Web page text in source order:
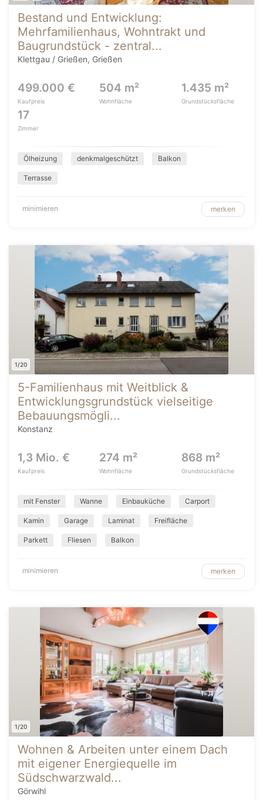
Bestand und Entwicklung:
Mehrfamilienhaus, Wohntrakt und
Baugrundstück - zentral...
Klettgau / Grießen, Grießen
499.000 €
Kaufpreis
504 m²
Wohnfläche
1.435 m²
Grundstücksfläche
17
Zimmer
Ölheizung denkmalgeschützt Balkon
Terrasse
minimieren merken
1/20
5-Familienhaus mit Weitblick &
Entwicklungsgrundstück vielseitige
Bebauungsmögli...
Konstanz
1,3 Mio. €
Kaufpreis
274 m²
Wohnfläche
868 m²
Grundstücksfläche
mit Fenster Wanne Einbauküche Carport
Kamin Garage Laminat Freifläche
Parkett Fliesen Balkon
minimieren merken
1/20
Wohnen & Arbeiten unter einem Dach
mit eigener Energiequelle im
Südschwarzwald...
Görwihl